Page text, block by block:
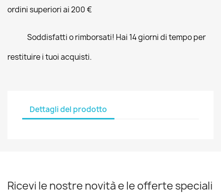
ordini superiori ai 200 €
Soddisfatti o rimborsati! Hai 14 giorni di tempo per
restituire i tuoi acquisti.
Dettagli del prodotto
Ricevi le nostre novità e le offerte speciali